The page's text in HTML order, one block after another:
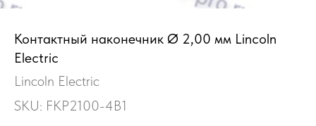
Контактный наконечник Ø 2,00 мм Lincoln
Electric
Lincoln Electric
SKU: FKP2100-4B1